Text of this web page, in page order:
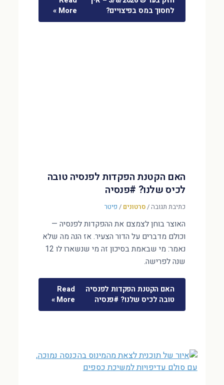
לחסוך במס בפיצויים?
More »
האם הקטנת הפקדות לפנסיה טובה
לכיס שלנו? #פנסיה
כתיבת תגובה/סרטונים / פיטר
האוצר בוחן לצמצם את ההפקדות לפנסיה —
וכולם מדברים על הדור הצעיר. אז הנה מה שלא
נאמר: מי שבאמת בסיכון זה מי שנשארו לו 12
שנה לפרישה.
האם הקטנת הפקדות לפנסיה
טובה לכיס שלנו? #פנסיה
Read
More »